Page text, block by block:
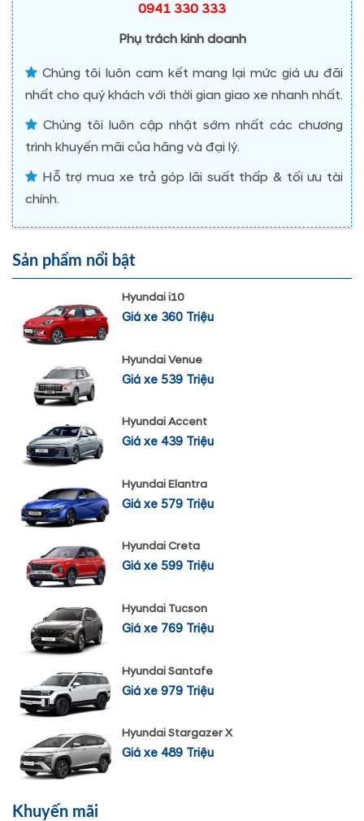
0941 330 333
Phụ trách kinh doanh
Chúng tôi luôn cam kết mang lại mức giá ưu đãi
nhất cho quý khách với thời gian giao xe nhanh nhất.
Chúng tôi luôn cập nhật sớm nhất các chương
trình khuyến mãi của hãng và đại lý.
Hỗ trợ mua xe trả góp lãi suất thấp & tối ưu tài
chính.
Sản phẩm nổi bật
Hyundai i10
Giá xe 360 Triệu
Hyundai Venue
Giá xe 539 Triệu
Hyundai Accent
Giá xe 439 Triệu
Hyundai Elantra
Giá xe 579 Triệu
Hyundai Creta
Giá xe 599 Triệu
Hyundai Tucson
Giá xe 769 Triệu
Hyundai Santafe
Giá xe 979 Triệu
Hyundai Stargazer X
Giá xe 489 Triệu
Khuyến mãi